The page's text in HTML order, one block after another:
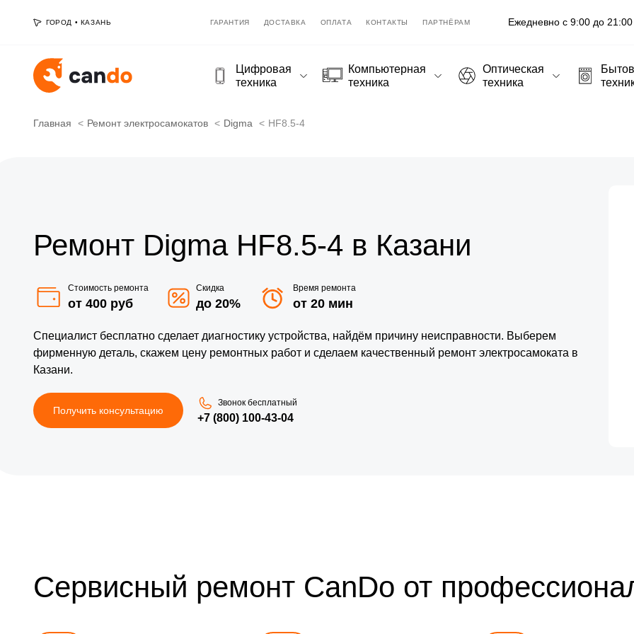
ГОРОД • КАЗАНЬ ГАРАНТИЯ ДОСТАВКА ОПЛАТА КОНТАКТЫ ПАРТНЁРАМ Ежедневно с 9:00 до 21:00
Цифровая
техника
Компьютерная
техника
Оптическая
техника
Главная Ремонт электросамокатов Digma HF8.5-4
Ремонт Digma HF8.5-4 в Казани
Стоимость ремонта
от 400 руб
Скидка
до 20%
Время ремонта
от 20 мин
Специалист бесплатно сделает диагностику устройства, найдём причину неисправности. Выберем
фирменную деталь, скажем цену ремонтных работ и сделаем качественный ремонт электросамоката в
Казани.
Получить консультацию
Звонок бесплатный
+7 (800) 100-43-04
Сервисный ремонт CanDo от